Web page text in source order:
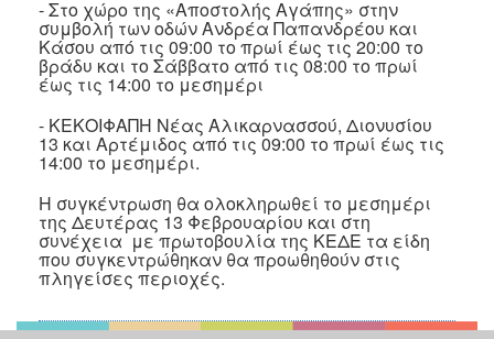
Φιλοξενίας
Γυναικών
Κέντρο
Κοινότητας
Κοινωνικό
Φαρμακείο
Παντοπωλείο
Ισότητα
των
Φύλων
Υγεία
- Στο χώρο της «Αποστολής Αγάπης» στην
συμβολή των οδών Ανδρέα Παπανδρέου και
Κάσου από τις 09:00 το πρωί έως τις 20:00 το
βράδυ και το Σάββατο από τις 08:00 το πρωί
έως τις 14:00 το μεσημέρι
- ΚΕΚΟΙΦΑΠΗ Νέας Αλικαρνασσού, Διονυσίου
13 και Αρτέμιδος από τις 09:00 το πρωί έως τις
14:00 το μεσημέρι.
Η συγκέντρωση θα ολοκληρωθεί το μεσημέρι
της Δευτέρας 13 Φεβρουαρίου και στη
συνέχεια με πρωτοβουλία της ΚΕΔΕ τα είδη
που συγκεντρώθηκαν θα προωθηθούν στις
πληγείσες περιοχές.